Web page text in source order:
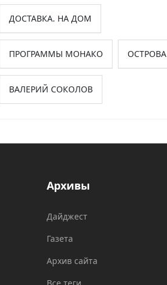
ДОСТАВКА. НА ДОМ
ПРОГРАММЫ МОНАКО ОСТРОВА
ВАЛЕРИЙ СОКОЛОВ
Архивы
Дайджест
Газета
Архив сайта